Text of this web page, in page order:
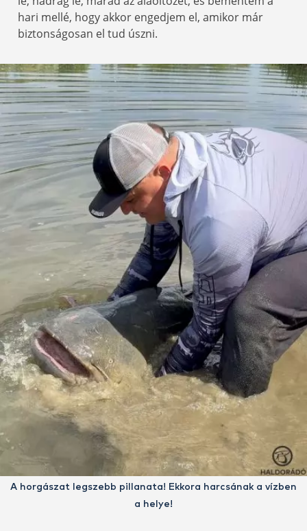
hari mellé, hogy akkor engedjem el, amikor már
biztonságosan el tud úszni.
A horgászat legszebb pillanata! Ekkora harcsának a vízben
a helye!